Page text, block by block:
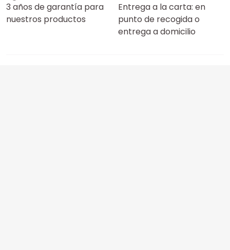
3 años de garantía para
nuestros productos
Entrega a la carta: en
punto de recogida o
entrega a domicilio